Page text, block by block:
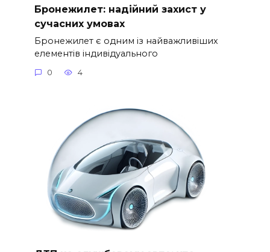
Бронежилет: надійний захист у
сучасних умовах
Бронежилет є одним із найважливіших
елементів індивідуального
0 4